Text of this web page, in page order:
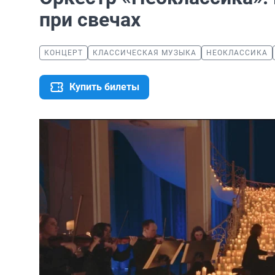
при свечах
КОНЦЕРТ КЛАССИЧЕСКАЯ МУЗЫКА НЕОКЛАССИКА
Купить билеты